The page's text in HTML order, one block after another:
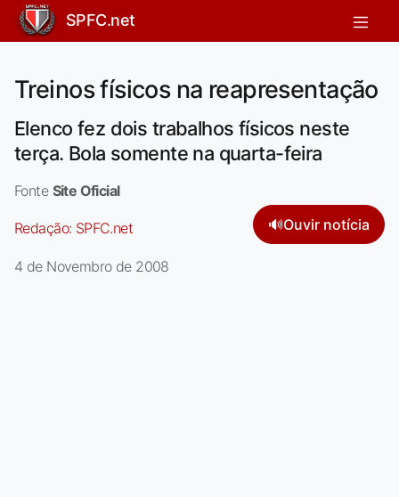
SPFC.net
Treinos físicos na reapresentação
Elenco fez dois trabalhos físicos neste
terça. Bola somente na quarta-feira
Fonte Site Oficial
Redação: SPFC.net 🔊Ouvir notícia
4 de Novembro de 2008